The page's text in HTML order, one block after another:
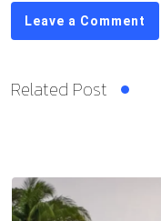
Leave a Comment
Related Post